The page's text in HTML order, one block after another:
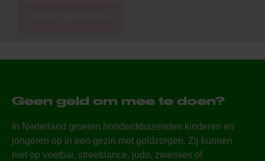
Geen geld om mee te doen?
In Nederland groeien honderdduizenden kinderen en
jongeren op in een gezin met geldzorgen. Zij kunnen
niet op voetbal, streetdance, judo, zwemles of